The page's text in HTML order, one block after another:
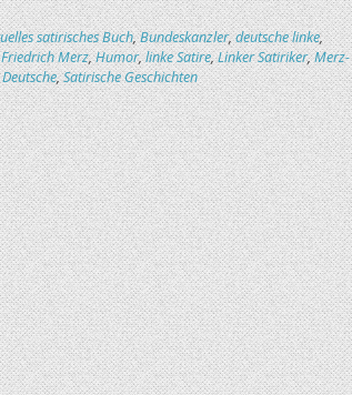
satirisches Buch,Bundeskanzler,deutsche linke,
Friedrich Merz,Humor,linke Satire,Linker Satiriker,Merz-
,Satirische Geschichten